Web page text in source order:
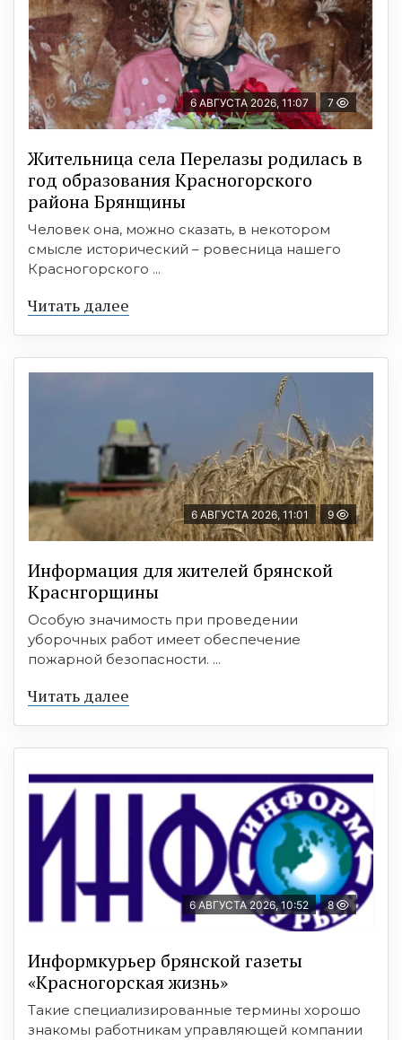
6 АВГУСТА 2026, 11:07 7
Жительница села Перелазы родилась в
год образования Красногорского
района Брянщины
Человек она, можно сказать, в некотором
смысле исторический – ровесница нашего
Красногорского ...
Читать далее
6 АВГУСТА 2026, 11:01 9
Информация для жителей брянской
Краснгорщины
Особую значимость при проведении
уборочных работ имеет обеспечение
пожарной безопасности. ...
Читать далее
6 АВГУСТА 2026, 10:52 8
Информкурьер брянской газеты
«Красногорская жизнь»
Такие специализированные термины хорошо
знакомы работникам управляющей компании